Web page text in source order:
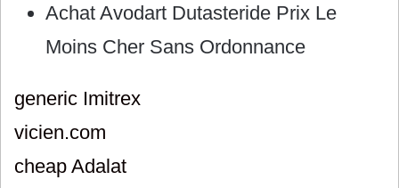
Achat Avodart Dutasteride Prix Le
Moins Cher Sans Ordonnance
generic Imitrex
vicien.com
cheap Adalat